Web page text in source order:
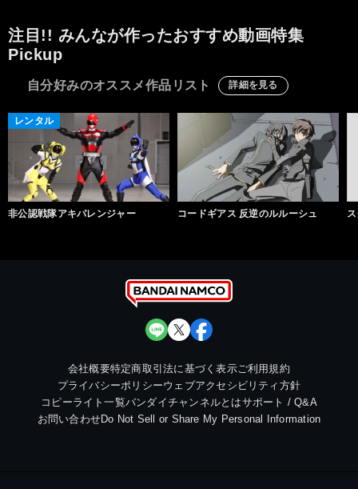
注目!! みんなが作ったおすすめ動画特集
Pickup
自分好みのオススメ作品リスト 詳細を見る
レンタル
非公認戦隊アキバレンジャー コードギアス 反逆のルルーシュ
会社概要特定商取引法に基づく表示ご利用規約
プライバシーポリシーウェブアクセシビリティ方針
コピーライト一覧バンダイチャンネルとはサポート / Q&A
お問い合わせDo Not Sell or Share My Personal Information